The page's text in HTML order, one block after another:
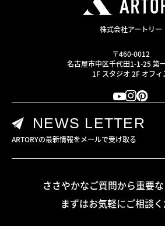
株式会社アートリー
〒460-0012
名古屋市中区千代田1-1-25 第
1F スタジオ 2F オフィ
NEWS LETTER
ARTORYの最新情報をメールで受け取る
ささやかなご質問から重要な
まずはお気軽にご相談く